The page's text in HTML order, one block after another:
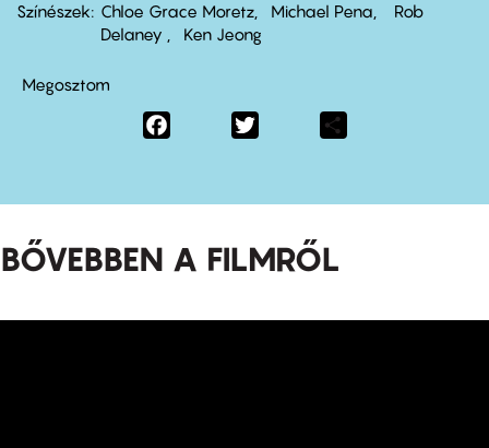
Színészek
Chloe Grace Moretz Michael Pena
Rob
Delaney
Ken Jeong
Megosztom
Facebook
BŐVEBBEN A FILMRŐL